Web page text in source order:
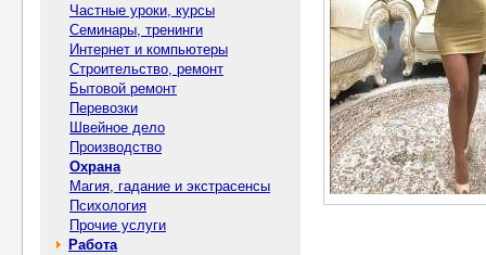
Частные уроки, курсы
Семинары, тренинги
Интернет и компьютеры
Строительство, ремонт
Бытовой ремонт
Перевозки
Швейное дело
Производство
Охрана
Магия, гадание и экстрасенсы
Психология
Прочие услуги
Работа